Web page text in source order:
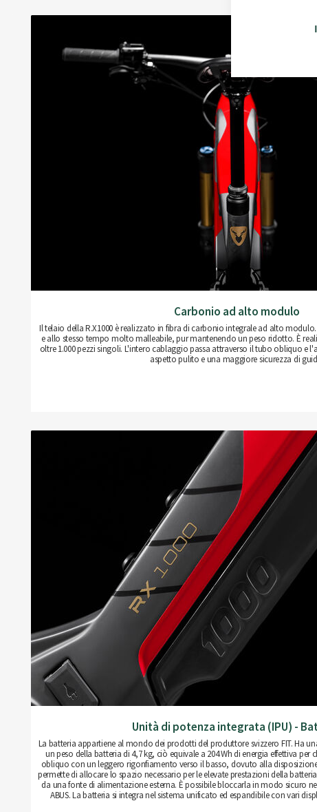
Carbonio ad alto modulo
Il telaio della R.X1000 è realizzato in fibra di carbonio integrale ad alto
e allo stesso tempo molto malleabile, pur mantenendo un peso ridotto. È
oltre 1.000 pezzi singoli. L'intero cablaggio passa attraverso il tubo obliquo e
aspetto pulito e una maggiore sicurezza di
Unità di potenza integrata (IPU) -
La batteria appartiene al mondo dei prodotti del produttore svizzero FIT. Ha
un peso della batteria di 4,7 kg, ciò equivale a 204 Wh di energia effettiva
obliquo con un leggero rigonfiamento verso il basso, dovuto alla disposizione
permette di allocare lo spazio necessario per le elevate prestazioni della
da una fonte di alimentazione esterna. È possibile bloccarla in modo sicuro
ABUS. La batteria si integra nel sistema unificato ed espandibile con vari